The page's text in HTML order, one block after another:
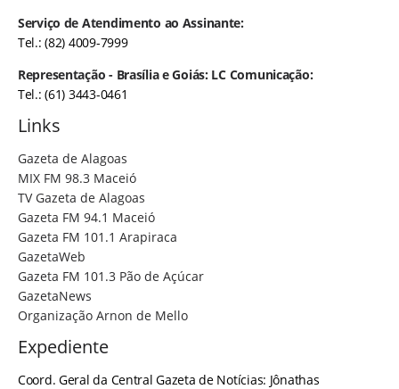
Serviço de Atendimento ao Assinante:
Tel.: (82) 4009-7999
Representação - Brasília e Goiás: LC Comunicação:
Tel.: (61) 3443-0461
Links
Gazeta de Alagoas
MIX FM 98.3 Maceió
TV Gazeta de Alagoas
Gazeta FM 94.1 Maceió
Gazeta FM 101.1 Arapiraca
GazetaWeb
Gazeta FM 101.3 Pão de Açúcar
GazetaNews
Organização Arnon de Mello
Expediente
Coord. Geral da Central Gazeta de Notícias: Jônathas